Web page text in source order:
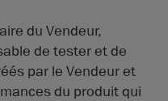
du Vendeur,
de tester et de
par le Vendeur et
du produit qui